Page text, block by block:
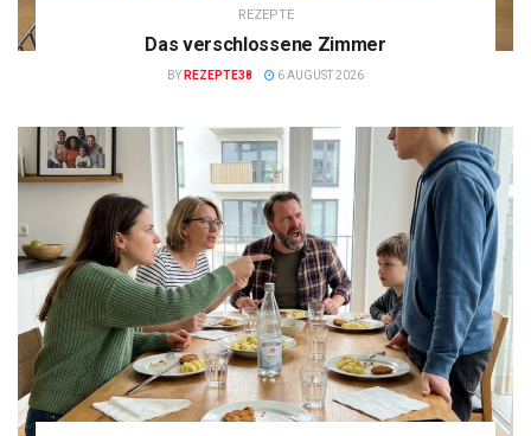
REZEPTE
Das verschlossene Zimmer
BY REZEPTE38 6 AUGUST 2026